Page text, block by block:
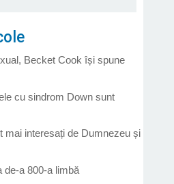
Becket Cook își spune
cu sindrom Down sunt
mai interesați de Dumnezeu și
de-a 800-a limbă